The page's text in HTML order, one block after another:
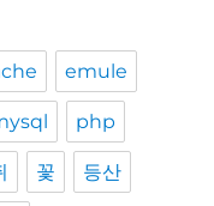
emule
php
꽃 등산